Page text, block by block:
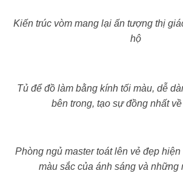
Kiến trúc vòm mang lại ấn tượng thị
hộ
Tủ để đồ làm bằng kính tối màu, dễ
bên trong, tạo sự đồng nhất
Phòng ngủ master toát lên vẻ đẹp
màu sắc của ánh sáng và những